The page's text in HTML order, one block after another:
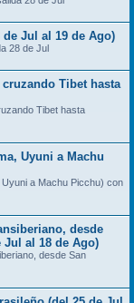
Jul al 19 de Ago)
28 de Jul
Tibet hasta
Tibet hasta
Uyuni a Machu
a Machu Picchu) con
desde
Jul al 18 de Ago)
desde San